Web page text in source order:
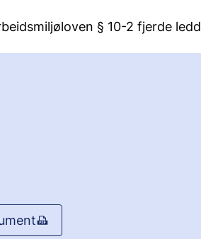
§ 10-2 fjerde ledd